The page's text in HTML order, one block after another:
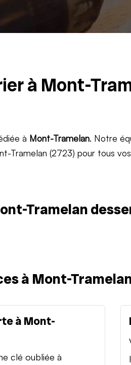
à Mont-
à Mont-Tramelan. Notre
Tramelan (2723) pour tous
Tramelan
à Mont-
à Mont-
clé oubliée à